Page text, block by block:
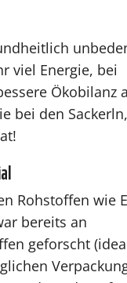
viel Energie, bei
Ökobilanz
bei den
Rohstoffen wie
bereits an
geforscht